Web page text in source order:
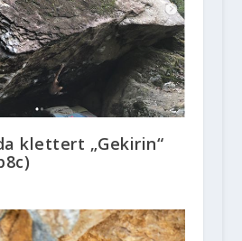
klettert „Gekirin“